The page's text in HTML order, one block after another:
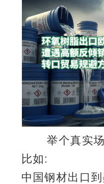
举个真实场
比如:
中国钢材出口